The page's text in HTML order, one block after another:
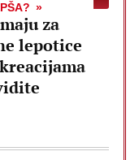
za
lepotice